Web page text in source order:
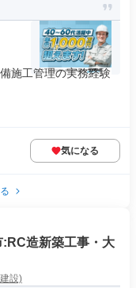
施工管理の実務経験
気になる
造新築工事・大
設)